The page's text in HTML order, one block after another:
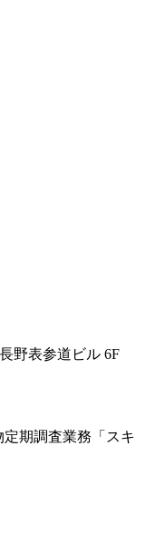
野表参道ビル 6F
期調査業務「スキ